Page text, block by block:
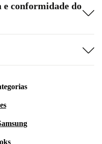
e conformidade do